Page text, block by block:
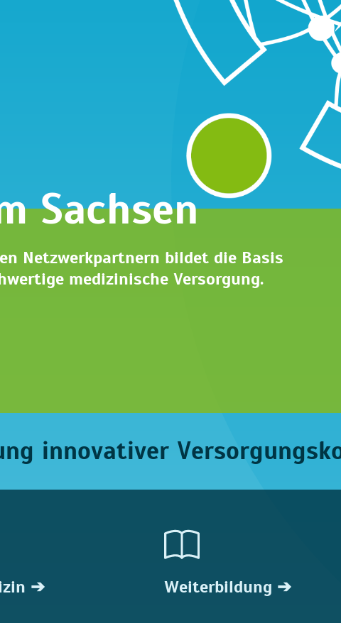
Sachsen
Netzwerkpartnern bildet die Basis
medizinische Versorgung.
innovativer
➔ Weiterbildung ➔